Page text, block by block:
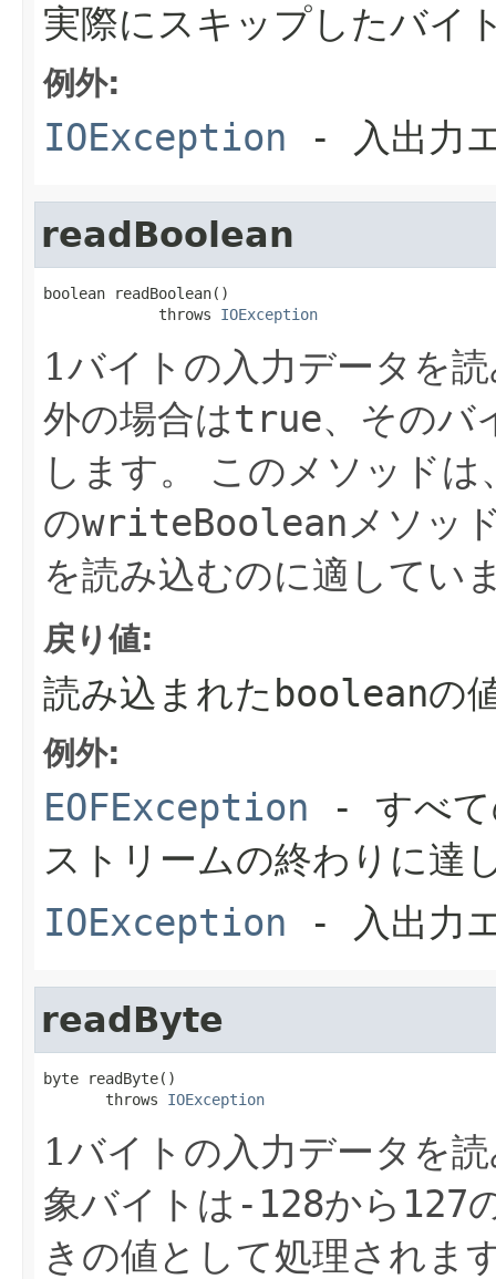
実際にスキップしたバイ
例外:
IOException - 入出力
readBoolean
boolean readBoolean()
             throws
IOException
1バイトの入力データを
外の場合はtrue、そのバ
します。
このメソッドは
のwriteBoolean メソッ
を読み込むのに適してい
戻り値:
読み込まれた booleanの
例外:
EOFException - すべて
ストリームの終わりに達
IOException - 入出力
readByte
byte readByte()
       throws
IOException
1バイトの入力データを
象バイトは -128から 127
きの値として処理されま